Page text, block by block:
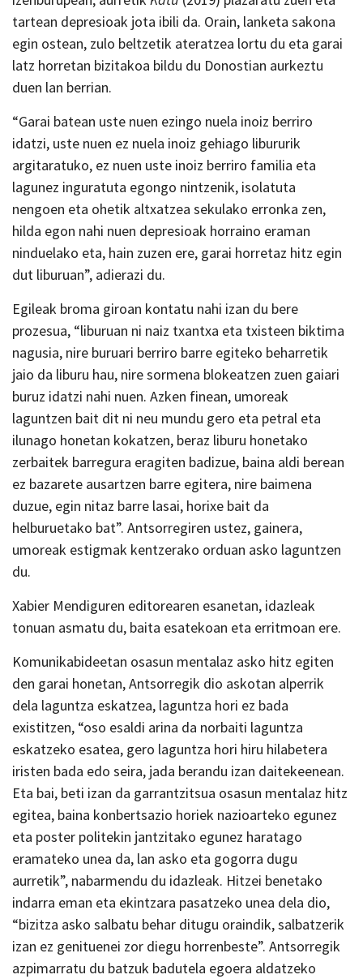
tartean depresioak jota ibili da. Orain, lanketa sakona
egin ostean, zulo beltzetik ateratzea lortu du eta garai
latz horretan bizitakoa bildu du Donostian aurkeztu
duen lan berrian.
“Garai batean uste nuen ezingo nuela inoiz berriro
idatzi, uste nuen ez nuela inoiz gehiago libururik
argitaratuko, ez nuen uste inoiz berriro familia eta
lagunez inguratuta egongo nintzenik, isolatuta
nengoen eta ohetik altxatzea sekulako erronka zen,
hilda egon nahi nuen depresioak horraino eraman
ninduelako eta, hain zuzen ere, garai horretaz hitz egin
dut liburuan”, adierazi du.
Egileak broma giroan kontatu nahi izan du bere
prozesua, “liburuan ni naiz txantxa eta txisteen biktima
nagusia, nire buruari berriro barre egiteko beharretik
jaio da liburu hau, nire sormena blokeatzen zuen gaiari
buruz idatzi nahi nuen. Azken finean, umoreak
laguntzen bait dit ni neu mundu gero eta petral eta
ilunago honetan kokatzen, beraz liburu honetako
zerbaitek barregura eragiten badizue, baina aldi berean
ez bazarete ausartzen barre egitera, nire baimena
duzue, egin nitaz barre lasai, horixe bait da
helburuetako bat”. Antsorregiren ustez, gainera,
umoreak estigmak kentzerako orduan asko laguntzen
du.
Xabier Mendiguren editorearen esanetan, idazleak
tonuan asmatu du, baita esatekoan eta erritmoan ere.
Komunikabideetan osasun mentalaz asko hitz egiten
den garai honetan, Antsorregik dio askotan alperrik
dela laguntza eskatzea, laguntza hori ez bada
existitzen, “oso esaldi arina da norbaiti laguntza
eskatzeko esatea, gero laguntza hori hiru hilabetera
iristen bada edo seira, jada berandu izan daitekeenean.
Eta bai, beti izan da garrantzitsua osasun mentalaz hitz
egitea, baina konbertsazio horiek nazioarteko egunez
eta poster politekin jantzitako egunez haratago
eramateko unea da, lan asko eta gogorra dugu
aurretik”, nabarmendu du idazleak. Hitzei benetako
indarra eman eta ekintzara pasatzeko unea dela dio,
“bizitza asko salbatu behar ditugu oraindik, salbatzerik
izan ez genituenei zor diegu horrenbeste”. Antsorregik
azpimarratu du batzuk badutela egoera aldatzeko